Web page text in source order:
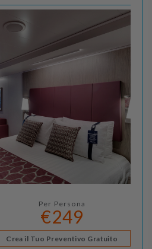
Per Persona
€249
Crea il Tuo Preventivo Gratuito